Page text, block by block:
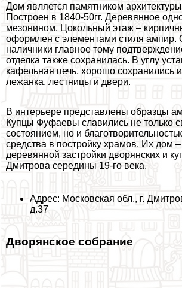
Дом является памятником архитектуры
Построен в 1840-50гг. Деревянное
мезонином. Цокольный этаж –
оформлен с элементами стиля ампир.
наличники главное тому
отделка также сохранилась. В углу
кафельная печь, хорошо сохранились
лежанка, лестницы и двери.
В интерьере представлены образцы
Купцы Фуфаевы славились не только
состоянием, но и
средства в постройку храмов. Их дом
деревянной застройки дворянских и
Дмитрова середины 19-го века.
Адрес: Московская обл., г.
д.37
Дворянское собрание